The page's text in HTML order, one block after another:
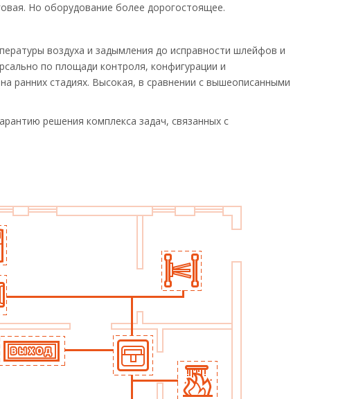
Но оборудование более дорогостоящее.
воздуха и задымления до исправности шлейфов и
по площади контроля, конфигурации и
ранних стадиях. Высокая, в сравнении с вышеописанными
решения комплекса задач, связанных с